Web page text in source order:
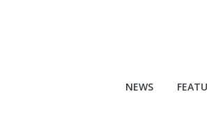
NEWS